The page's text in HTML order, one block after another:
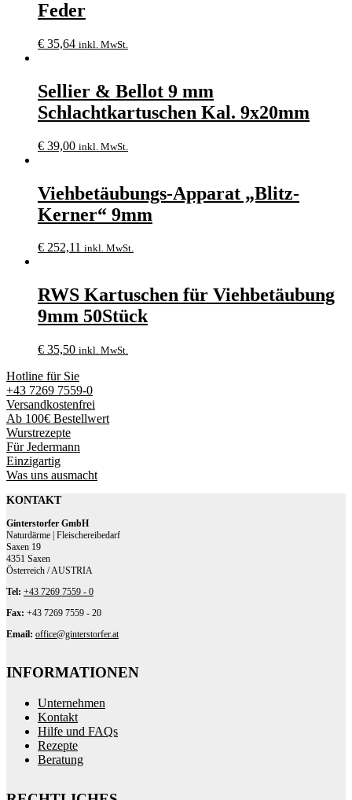
Feder
€ 35,64 inkl. MwSt.
Sellier & Bellot 9 mm
Schlachtkartuschen Kal. 9x20mm
€ 39,00 inkl. MwSt.
Viehbetäubungs-Apparat „Blitz-
Kerner“ 9mm
€ 252,11 inkl. MwSt.
RWS Kartuschen für Viehbetäubung
9mm 50Stück
€ 35,50 inkl. MwSt.
Hotline für Sie
+43 7269 7559-0
Versandkostenfrei
Ab 100€ Bestellwert
Wurstrezepte
Für Jedermann
Einzigartig
Was uns ausmacht
KONTAKT
Ginterstorfer GmbH
Naturdärme | Fleischereibedarf
Saxen 19
4351 Saxen
Österreich / AUSTRIA
Tel: +43 7269 7559 - 0
Fax: +43 7269 7559 - 20
Email: office@ginterstorfer.at
INFORMATIONEN
Unternehmen
Kontakt
Hilfe und FAQs
Rezepte
Beratung